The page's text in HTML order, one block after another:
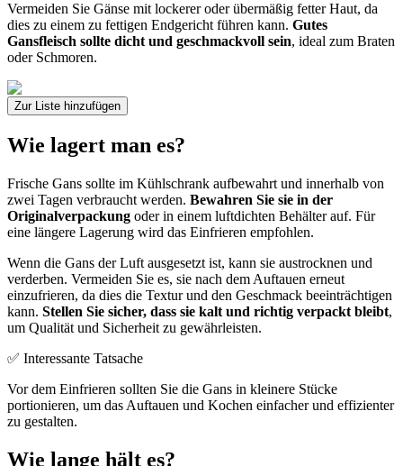
Vermeiden Sie Gänse mit lockerer oder übermäßig fetter Haut, da
dies zu einem zu fettigen Endgericht führen kann. Gutes
Gansfleisch sollte dicht und geschmackvoll sein, ideal zum Braten
oder Schmoren.
Zur Liste hinzufügen
Wie lagert man es?
Frische Gans sollte im Kühlschrank aufbewahrt und innerhalb von
zwei Tagen verbraucht werden. Bewahren Sie sie in der
Originalverpackung oder in einem luftdichten Behälter auf. Für
eine längere Lagerung wird das Einfrieren empfohlen.
Wenn die Gans der Luft ausgesetzt ist, kann sie austrocknen und
verderben. Vermeiden Sie es, sie nach dem Auftauen erneut
einzufrieren, da dies die Textur und den Geschmack beeinträchtigen
kann. Stellen Sie sicher, dass sie kalt und richtig verpackt bleibt,
um Qualität und Sicherheit zu gewährleisten.
✅ Interessante Tatsache
Vor dem Einfrieren sollten Sie die Gans in kleinere Stücke
portionieren, um das Auftauen und Kochen einfacher und effizienter
zu gestalten.
Wie lange hält es?